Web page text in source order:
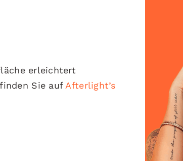
erleichtert
Sie auf Afterlight’s